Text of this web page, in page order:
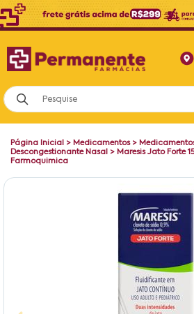
Página Inicial > Medicamentos>
Descongestionante Nasal > Maresis Jato Forte
Farmoquimica